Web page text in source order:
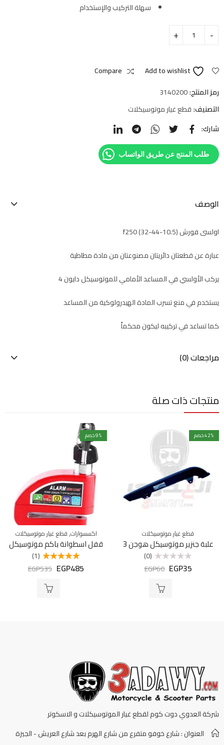
سهلة التركيب والإستخدام
Add to wishlist
Compare
رمز المنتج:3140200
التصنيف:قطع غيار موتوسيكلات
شارك:
طلب المنتج عن طريق الواتساب
الوصف
اولسى فورش f250 (32-44-10.5)
عبارة عن قطعتان دائريتان مصنوعتان من مادة مطاطية
يركب الأولسي في المساعد الأمامي للموتوسيكل دايون 4
يستخدم في منع تسرب المادة الهيدرولوكية من المساعد
كما تساعد في تركيبه ليكون محكماً
مراجعات (0)
منتجات ذات صلة
42% خصم
قطع غيار موتوسيكلات
علبة جنزير موتوسيكل هوجن 3
التقييم
(0)
EGP35
EGP60
9% خصم
اكسسوارات,قطع غيار موتوسيكلات
قفل اسطوانة باكم موتوسيكل
5.00من 5
(1)
EGP485
EGP535
شركة العدوي دوت كوم لقطع غيار الموتوسيكلات و الاسكوتر
العنوان : شارع خوفو متفرع من شارع الهرم بعد شارع العريش - الجيزة